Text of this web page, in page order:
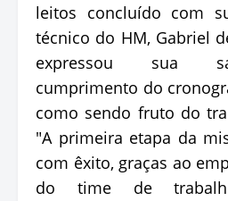
leitos concluído com
técnico do HM, Gabriel
expressou sua
cumprimento do
como sendo fruto do
"A primeira etapa da
com êxito, graças ao
do time de